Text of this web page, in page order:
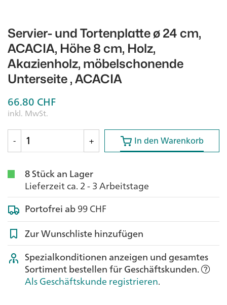
Servier- und Tortenplatte ø 24 cm,
ACACIA, Höhe 8 cm, Holz,
Akazienholz, möbelschonende
Unterseite , ACACIA
66.80 CHF
inkl. MwSt.
-
+ In den Warenkorb
In den Warenkorb
8 Stück an Lager
Lieferzeit ca. 2 - 3 Arbeitstage
Portofrei ab99 CHF
Zur Wunschliste hinzufügen
Spezialkonditionen anzeigen und gesamtes
Sortiment bestellen für Geschäftskunden.
Als Geschäftskunde registrieren.